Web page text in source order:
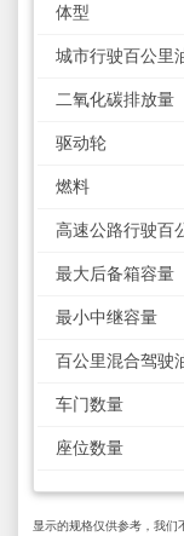
体型
城市行驶百公里
二氧化碳排放量
驱动轮
燃料
高速公路行驶百
最大后备箱容量
最小中继容量
百公里混合驾驶
车门数量
座位数量
显示的规格仅供参考，我们